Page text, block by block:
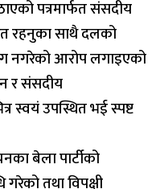
पत्रमार्फत संसदीय
रहनुका साथै दलको
नगरेको आरोप लगाइएको
र संसदीय
स्वयं उपस्थित भई स्पष्ट
बेला पार्टीको
तथा विपक्षी